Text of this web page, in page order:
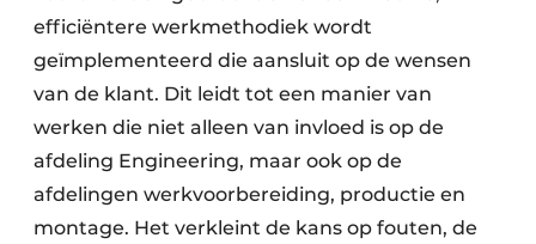
efficiëntere werkmethodiek wordt
geïmplementeerd die aansluit op de wensen
van de klant. Dit leidt tot een manier van
werken die niet alleen van invloed is op de
afdeling Engineering, maar ook op de
afdelingen werkvoorbereiding, productie en
montage. Het verkleint de kans op fouten, de